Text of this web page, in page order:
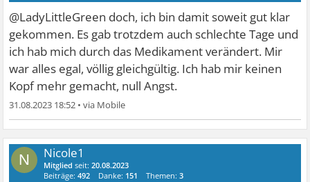
@LadyLittleGreen doch, ich bin damit soweit gut klar
gekommen. Es gab trotzdem auch schlechte Tage und
ich hab mich durch das Medikament verändert. Mir
war alles egal, völlig gleichgültig. Ich hab mir keinen
Kopf mehr gemacht, null Angst.
31.08.2023 18:52 •
N Nicole1
Mitglied seit:20.08.2023
Beiträge:492 Danke: 151 Themen:3